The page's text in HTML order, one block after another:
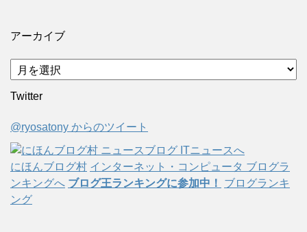
アーカイブ
ア
ー
カ
ブ
Twitter
@ryosatony からのツイート
にほんブログ村 インターネット・コンピュータ ブログラ
ンキングへ ブログ王ランキングに参加中！
ブログランキ
ング